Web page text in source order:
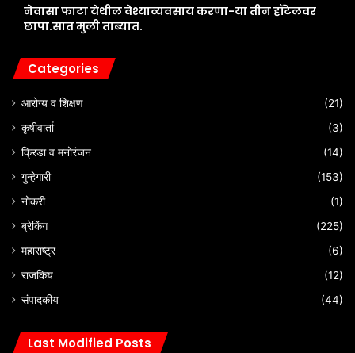
नेवासा फाटा येथील वेश्याव्यवसाय करणा-या तीन हॉटेलवर
छापा.सात मुली ताब्यात.
Categories
आरोग्य व शिक्षण
(21)
कृषीवार्ता
(3)
क्रिडा व मनोरंजन
(14)
गुन्हेगारी
(153)
नोकरी
(1)
ब्रेकिंग
(225)
महाराष्ट्र
(6)
राजकिय
(12)
संपादकीय
(44)
Last Modified Posts